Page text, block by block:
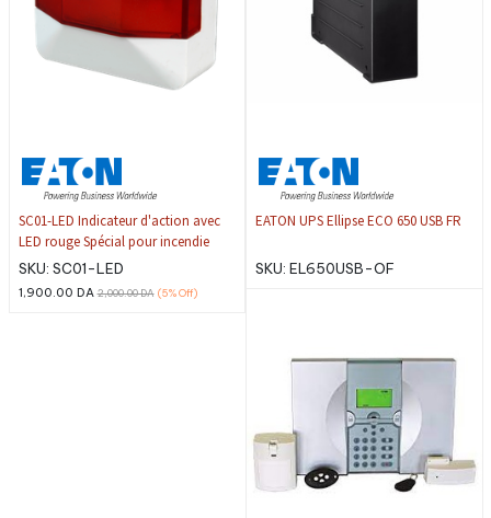
SC01-LED Indicateur d'action avec
LED rouge Spécial pour incendie
SKU: SC01-LED
1,900.00 DA 2,000.00DA (5%Off)
EATON UPS Ellipse ECO 650 USB FR
SKU: EL650USB-OF